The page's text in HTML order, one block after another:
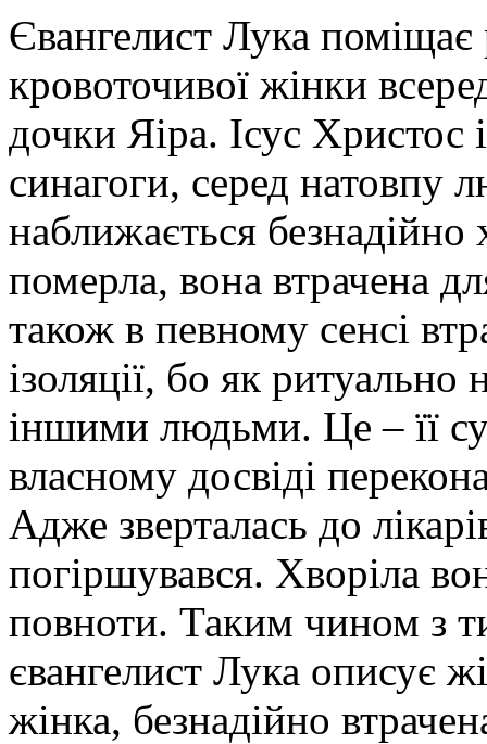
Євангелист Лука поміщає
кровоточивої жінки
дочки Яіра. Ісус Христос
синагоги, серед натовпу
наближається
померла, вона втрачена
також в певному сенсі
ізоляції, бо як
іншими людьми. Це – її
власному досвіді
Адже зверталась до
погіршувався. Хворіла
повноти. Таким чином з
євангелист Лука описує
жінка, безнадійно